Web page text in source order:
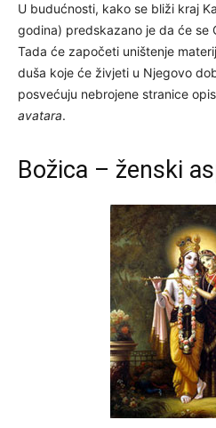
U budućnosti, kako se bliži kraj
godina) predskazano je da će se
Tada će započeti uništenje
duša koje će živjeti u Njegovo
posvećuju nebrojene stranice
avatara.
Božica – ženski